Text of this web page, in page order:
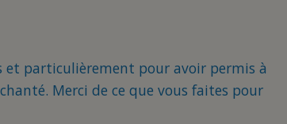
et particulièrement pour avoir permis à
Merci de ce que vous faites pour